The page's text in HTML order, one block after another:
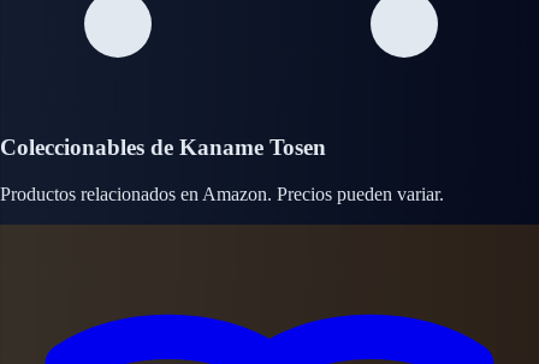
Coleccionables de Kaname Tosen
Productos relacionados en Amazon. Precios pueden variar.